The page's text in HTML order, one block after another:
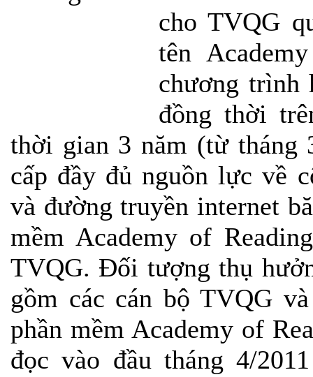
cho TVQG
tên
chương trình
đồng thời
thời gian 3 năm (từ tháng
cấp đầy đủ nguồn lực về
và đường truyền internet
mềm Academy of
TVQG. Đối tượng thụ
gồm các cán bộ TVQG
phần mềm Academy of
đọc vào đầu tháng 4/